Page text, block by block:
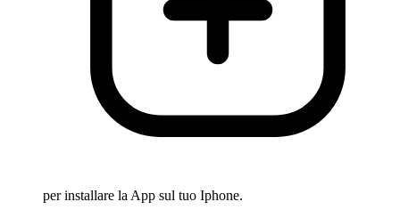
per installare la App sul tuo Iphone.